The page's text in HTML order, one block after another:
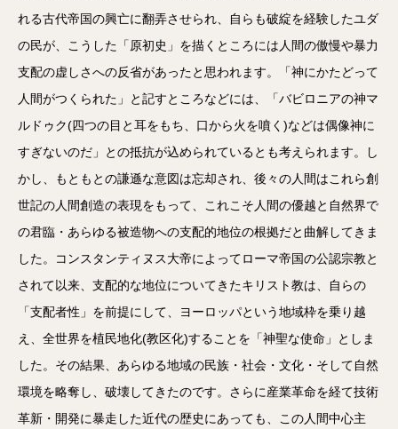
れる古代帝国の興亡に翻弄させられ、自らも破綻を経験したユダ
の民が、こうした「原初史」を描くところには人間の傲慢や暴力
支配の虚しさへの反省があったと思われます。「神にかたどって
人間がつくられた」と記すところなどには、「バビロニアの神マ
ルドゥク(四つの目と耳をもち、口から火を噴く)などは偶像神に
すぎないのだ」との抵抗が込められているとも考えられます。し
かし、もともとの謙遜な意図は忘却され、後々の人間はこれら創
世記の人間創造の表現をもって、これこそ人間の優越と自然界で
の君臨・あらゆる被造物への支配的地位の根拠だと曲解してきま
した。コンスタンティヌス大帝によってローマ帝国の公認宗教と
されて以来、支配的な地位についてきたキリスト教は、自らの
「支配者性」を前提にして、ヨーロッパという地域枠を乗り越
え、全世界を植民地化(教区化)することを「神聖な使命」としま
した。その結果、あらゆる地域の民族・社会・文化・そして自然
環境を略奪し、破壊してきたのです。さらに産業革命を経て技術
革新・開発に暴走した近代の歴史にあっても、この人間中心主